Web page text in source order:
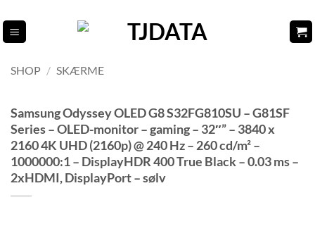
til
indhold
SHOP / SKÆRME
Samsung Odyssey OLED G8 S32FG810SU – G81SF
Series – OLED-monitor – gaming – 32″” – 3840 x
2160 4K UHD (2160p) @ 240 Hz – 260 cd/m² –
1000000:1 – DisplayHDR 400 True Black – 0.03 ms –
2xHDMI, DisplayPort – sølv